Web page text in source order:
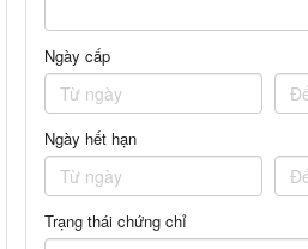
Ngày cấp
Ngày hết hạn
Trạng thái chứng chỉ